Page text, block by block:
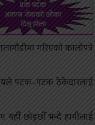
गरिएको कालोपत्रे
पटक–पटक ठेकेदारलाई
यहीँ छोड्छौँ भन्दै हामीलाई